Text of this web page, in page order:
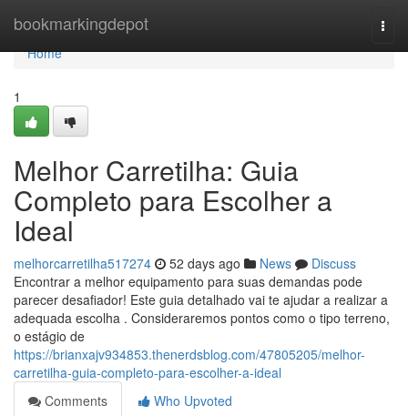
bookmarkingdepot
Home
Home
1
Melhor Carretilha: Guia
Completo para Escolher a
Ideal
melhorcarretilha517274 52 days ago News
Discuss
Encontrar a melhor equipamento para suas demandas pode
parecer desafiador! Este guia detalhado vai te ajudar a realizar a
adequada escolha . Consideraremos pontos como o tipo terreno,
o estágio de
https://brianxajv934853.thenerdsblog.com/47805205/melhor-
carretilha-guia-completo-para-escolher-a-ideal
Comments
Who Upvoted